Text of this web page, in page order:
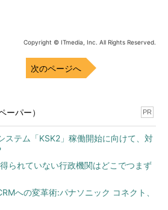
時点のOffice 365 ProPlusの2つのバー
面。特別なインストール方法で導入した
Office 365 ProPlusには現在、
」と「Office 2016バージョン」の2つの
在し、Office 2016バージョンのOffice
数のバージョンが存在します。この複
2016バージョンのOffice 365 ProPlus
Copyright © ITmedia, Inc. All Rights Reserved.
次のページへ
ーパー） PR
ステム「KSK2」稼働開始に向けて、対
られていない行政機関はどこでつまず
への変革術:パナソニック コネクト、